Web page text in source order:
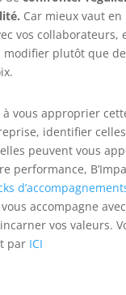
Car mieux vaut
vos collaborateurs,
plutôt que de
à vous approprier
identifier
peuvent vous
performance,
vous accompagne
vos valeurs.
par ICI